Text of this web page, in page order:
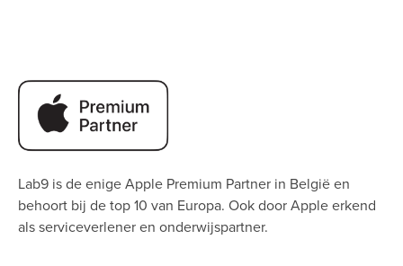
Lab9 is de enige Apple Premium Partner in België en
behoort bij de top 10 van Europa. Ook door Apple erkend
als serviceverlener en onderwijspartner.